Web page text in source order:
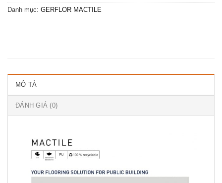
Danh mục: GERFLOR MACTILE
MÔ TẢ
ĐÁNH GIÁ (0)